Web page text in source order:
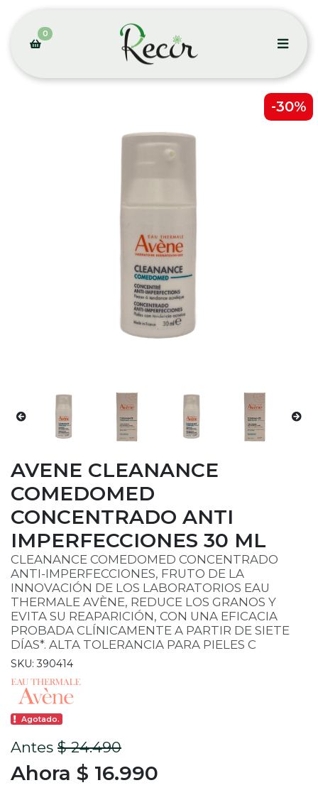
0
-30%
AVENE CLEANANCE
COMEDOMED
CONCENTRADO ANTI
IMPERFECCIONES 30 ML
CLEANANCE COMEDOMED CONCENTRADO
ANTI-IMPERFECCIONES, FRUTO DE LA
INNOVACIÓN DE LOS LABORATORIOS EAU
THERMALE AVÈNE, REDUCE LOS GRANOS Y
EVITA SU REAPARICIÓN, CON UNA EFICACIA
PROBADA CLÍNICAMENTE A PARTIR DE SIETE
DÍAS*. ALTA TOLERANCIA PARA PIELES C
SKU: 390414
Agotado.
Antes $ 24.490
Ahora $ 16.990